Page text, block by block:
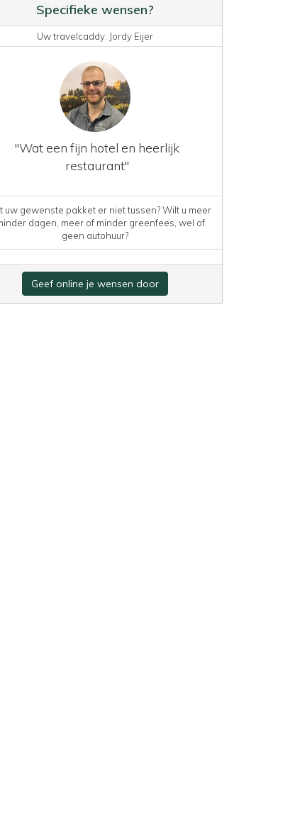
Specifieke wensen?
Uw travelcaddy: Jordy Eijer
"Wat een fijn hotel en heerlijk
restaurant"
uw gewenste pakket er niet tussen? Wilt u meer
dagen, meer of minder greenfees, wel of
geen autohuur?
Geef online je wensen door